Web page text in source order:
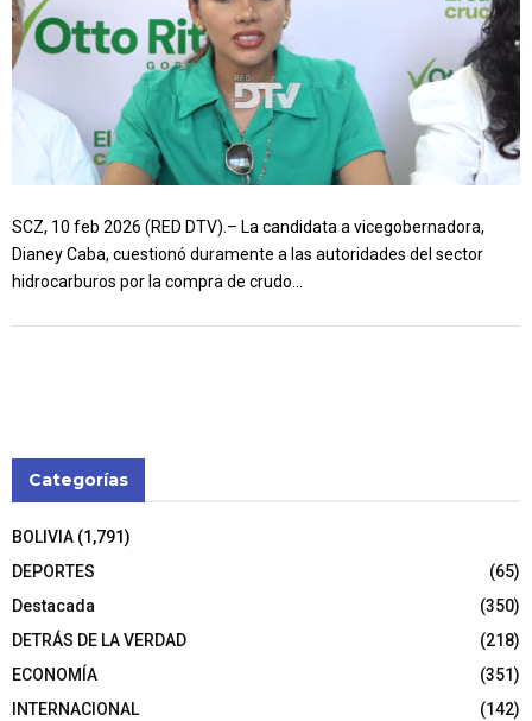
SCZ, 10 feb 2026 (RED DTV).– La candidata a vicegobernadora,
Dianey Caba, cuestionó duramente a las autoridades del sector
hidrocarburos por la compra de crudo...
Categorías
BOLIVIA (1,791)
DEPORTES
(65)
Destacada
(350)
DETRÁS DE LA VERDAD
(218)
ECONOMÍA
(351)
INTERNACIONAL
(142)